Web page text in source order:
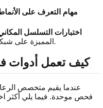
مهام التعرف على
اختبارات التسلسل
المميزة على شبكة وتعيد إنتاج النمط من الذاكرة.
كيف تعمل أدوات
عندما يقيم متخصص
فحص موحدة. فيما يلي أكثر